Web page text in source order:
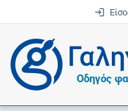
Οδηγός